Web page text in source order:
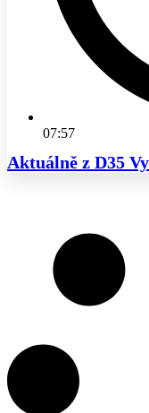
07:57
Aktuálně z D35